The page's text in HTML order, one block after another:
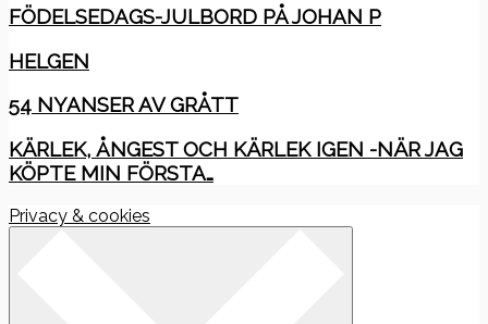
FÖDELSEDAGS-JULBORD PÅ JOHAN P
HELGEN
54 NYANSER AV GRÅTT
KÄRLEK, ÅNGEST OCH KÄRLEK IGEN -NÄR JAG
KÖPTE MIN FÖRSTA…
Privacy & cookies